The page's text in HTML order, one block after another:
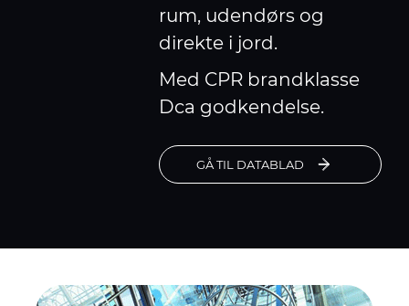
rum, udendørs og
direkte i jord.
Med CPR brandklasse
Dca godkendelse.
GÅ TIL DATABLAD